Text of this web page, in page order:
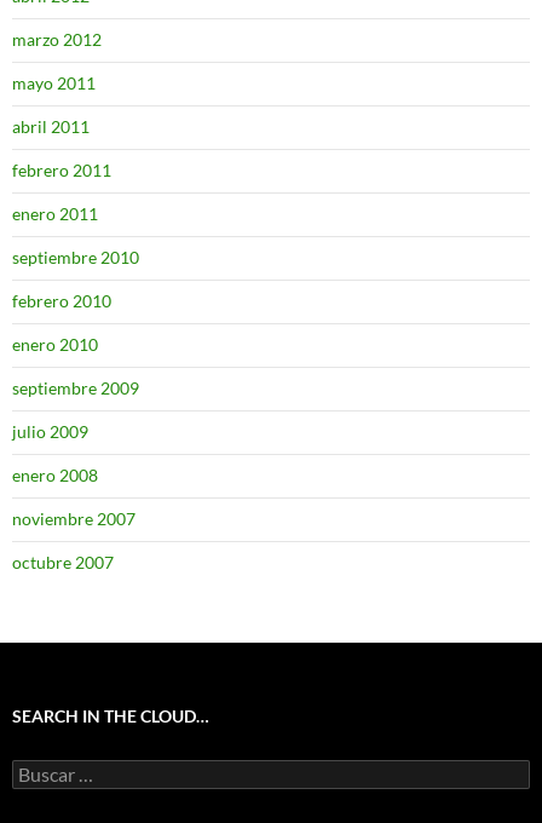
marzo 2012
mayo 2011
abril 2011
febrero 2011
enero 2011
septiembre 2010
febrero 2010
enero 2010
septiembre 2009
julio 2009
enero 2008
noviembre 2007
octubre 2007
SEARCH IN THE CLOUD…
Buscar: